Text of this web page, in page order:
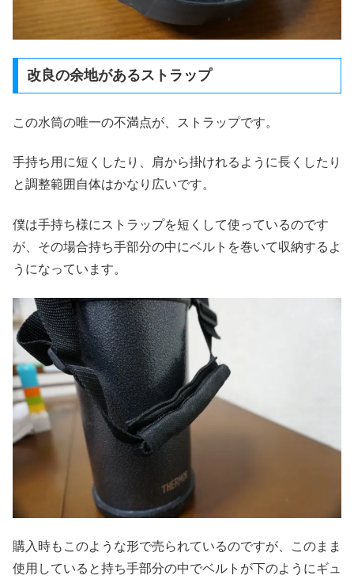
改良の余地があるストラップ
この水筒の唯一の不満点が、ストラップです。
手持ち用に短くしたり、肩から掛けれるように長くしたり
と調整範囲自体はかなり広いです。
僕は手持ち様にストラップを短くして使っているのです
が、その場合持ち手部分の中にベルトを巻いて収納するよ
うになっています。
購入時もこのような形で売られているのですが、このまま
使用していると持ち手部分の中でベルトが下のようにギュ